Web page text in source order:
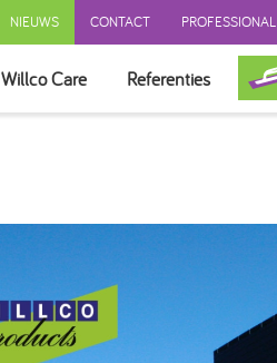
NIEUWS CONTACT PROFESSIONAL
Willco Care Referenties